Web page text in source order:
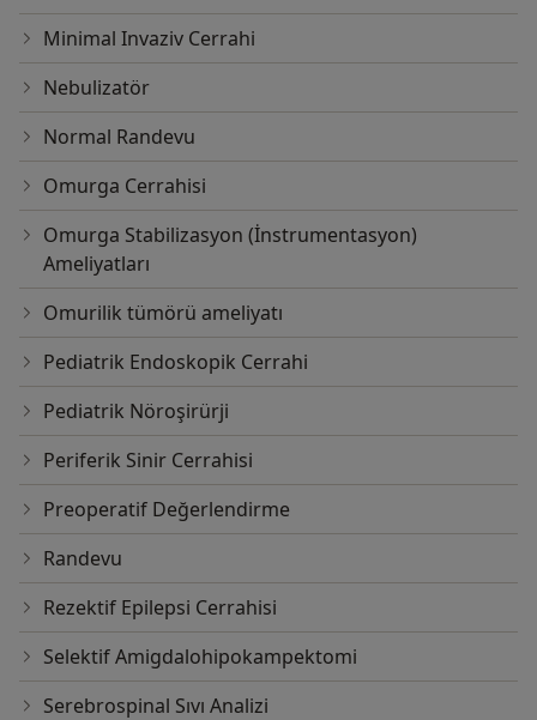
Minimal Invaziv Cerrahi
Nebulizatör
Normal Randevu
Omurga Cerrahisi
Omurga Stabilizasyon (İnstrumentasyon)
Ameliyatları
Omurilik tümörü ameliyatı
Pediatrik Endoskopik Cerrahi
Pediatrik Nöroşirürji
Periferik Sinir Cerrahisi
Preoperatif Değerlendirme
Randevu
Rezektif Epilepsi Cerrahisi
Selektif Amigdalohipokampektomi
Serebrospinal Sıvı Analizi